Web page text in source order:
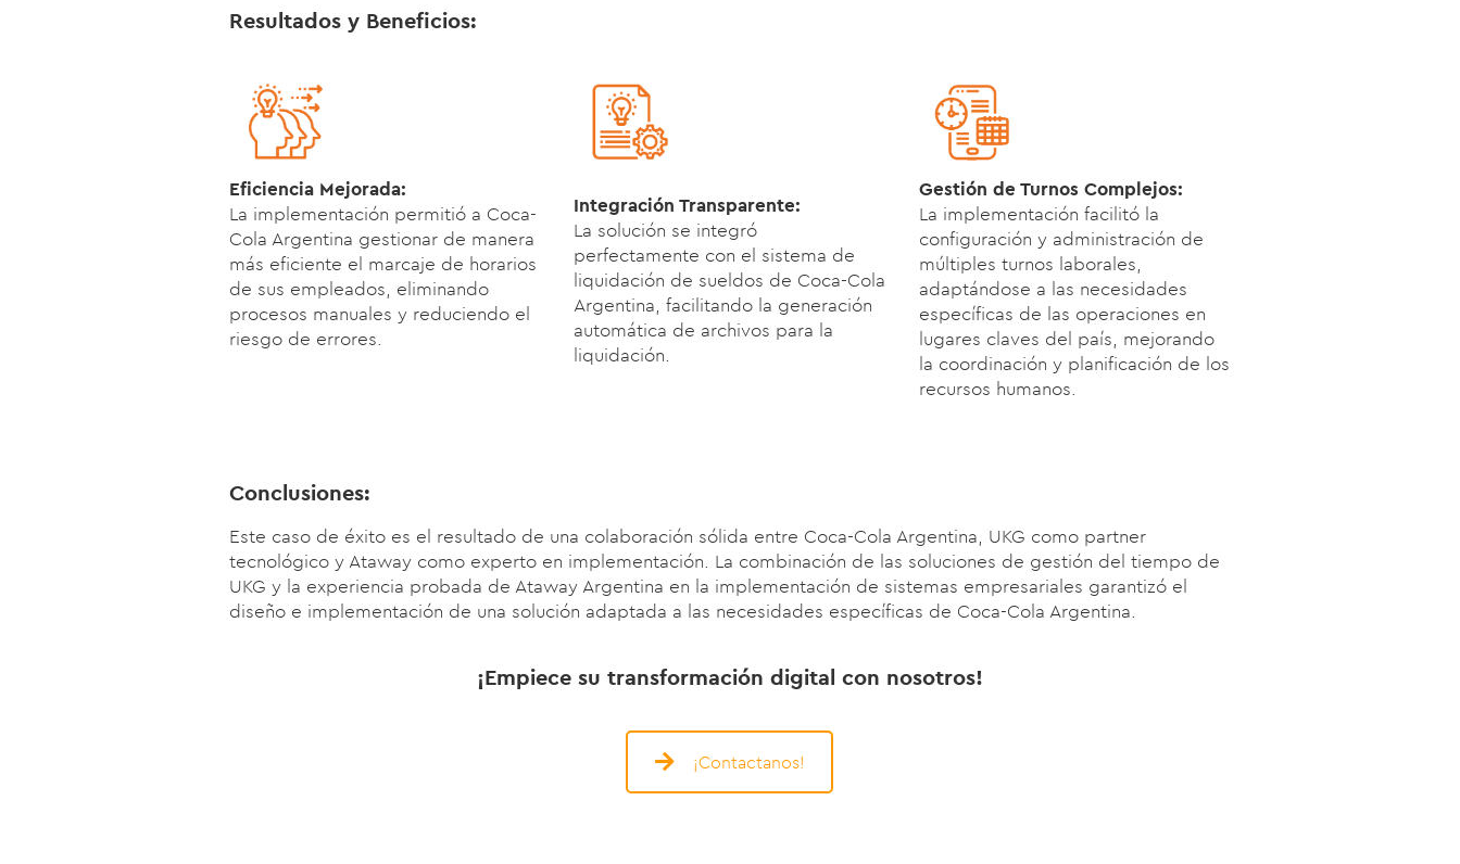
Resultados y Beneficios:
Eficiencia Mejorada:
La implementación permitió a Coca-
Cola Argentina gestionar de manera
más eficiente el marcaje de horarios
de sus empleados, eliminando
procesos manuales y reduciendo el
riesgo de errores.
Integración Transparente:
La solución se integró
perfectamente con el sistema de
liquidación de sueldos de Coca-Cola
Argentina, facilitando la generación
automática de archivos para la
liquidación.
Gestión de Turnos Complejos:
La implementación facilitó la
configuración y administración de
múltiples turnos laborales,
adaptándose a las necesidades
específicas de las operaciones en
lugares claves del país, mejorando
la coordinación y planificación de los
recursos humanos.
Conclusiones:
Este caso de éxito es el resultado de una colaboración sólida entre Coca-Cola Argentina, UKG como partner
tecnológico y Ataway como experto en implementación. La combinación de las soluciones de gestión del tiempo de
UKG y la experiencia probada de Ataway Argentina en la implementación de sistemas empresariales garantizó el
diseño e implementación de una solución adaptada a las necesidades específicas de Coca-Cola Argentina.
¡Empiece su transformación digital con nosotros!
¡Contactanos!